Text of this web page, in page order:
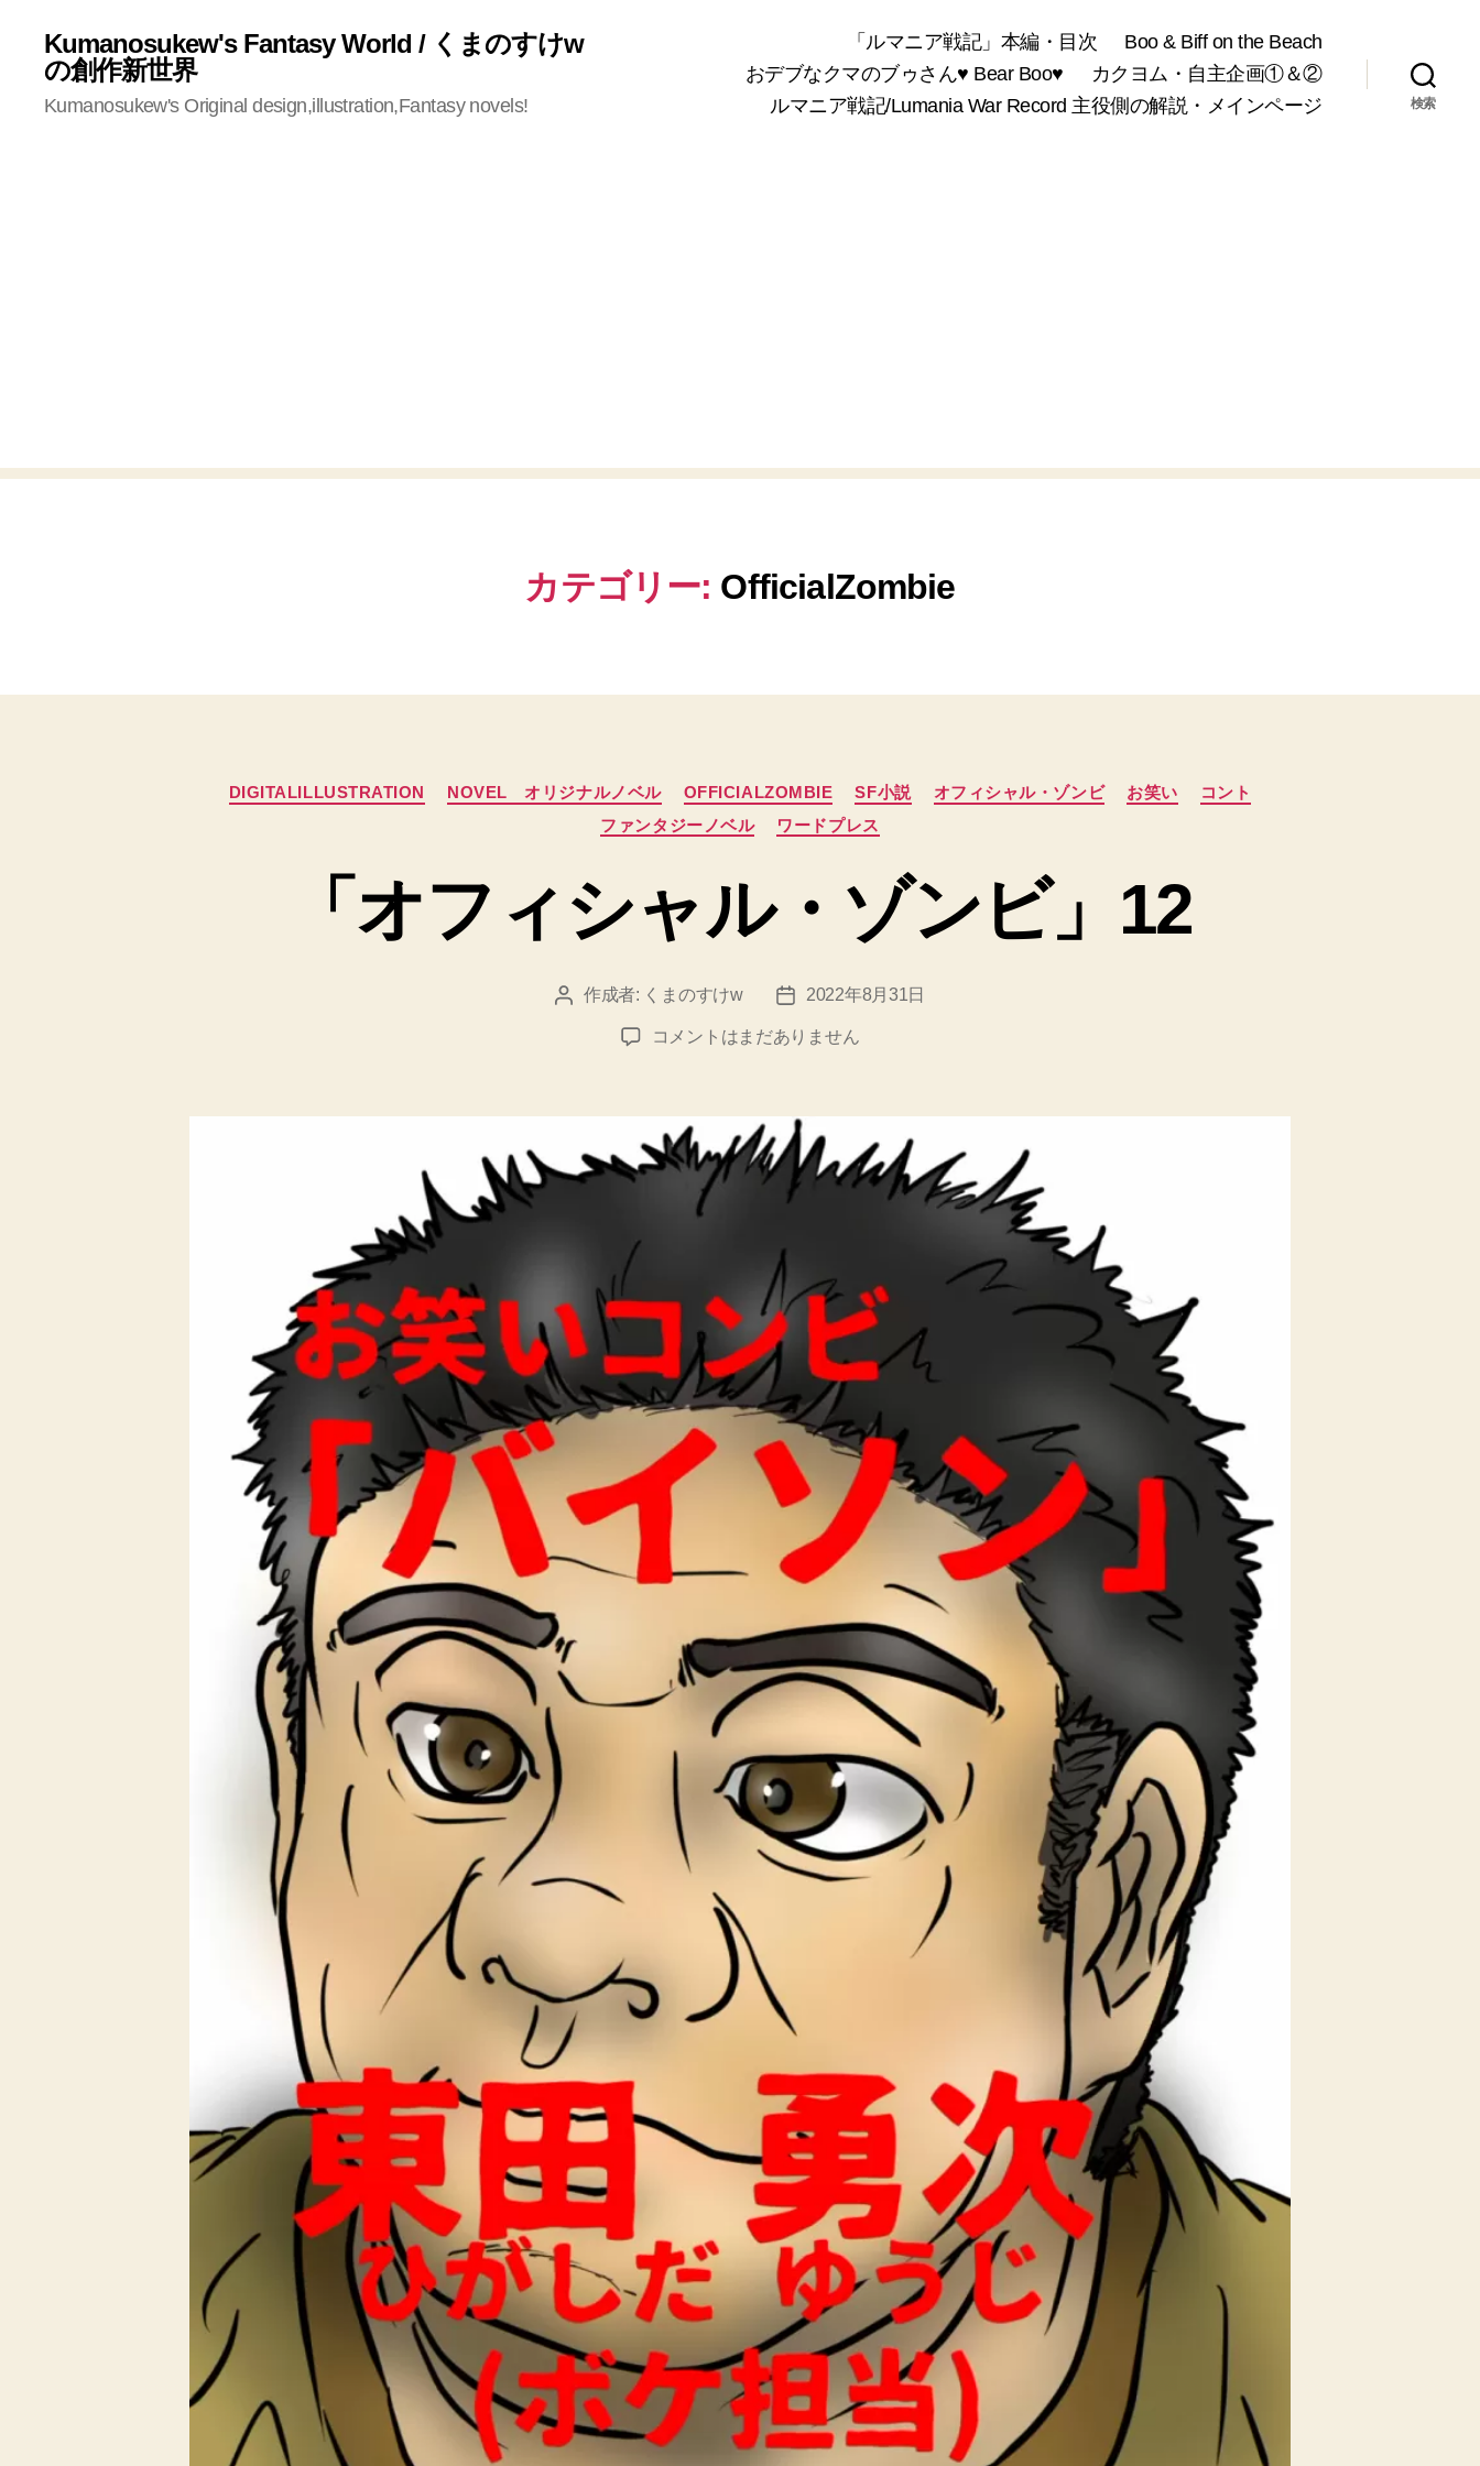
Kumanosukew's Fantasy World / くまのすけw
の創作新世界
Kumanosukew's Original design,illustration,Fantasy novels!
「ルマニア戦記」本編・目次
Boo & Biff on the Beach
おデブなクマのブゥさん♥ Bear Boo♥
カクヨム・自主企画①＆②
ルマニア戦記/Lumania War Record 主役側の解説・メインページ
検索
カテゴリー: OfficialZombie
カ
テ
ゴ
ー
DIGITALILLUSTRATION NOVEL オリジナルノベル OFFICIALZOMBIE SF小説 オフィシャル・ゾンビ お笑い
コント
ファンタジーノベル
ワードプレス
「オフィシャル・ゾンビ」12
投 作成者: くまのすけw
投
日
2022年8月31日
「オ
シ
ャ
ル・
へ
の
コメントはまだありません